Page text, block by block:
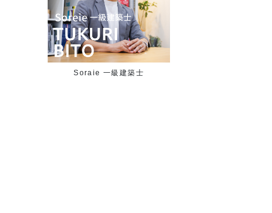
Soraie 一級建築士